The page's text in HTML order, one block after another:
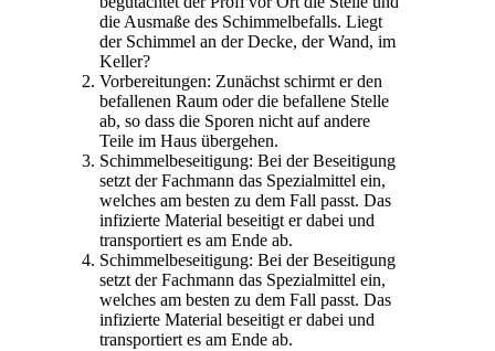
die Ausmaße des Schimmelbefalls. Liegt
der Schimmel an der Decke, der Wand, im
Keller?
Vorbereitungen: Zunächst schirmt er den
befallenen Raum oder die befallene Stelle
ab, so dass die Sporen nicht auf andere
Teile im Haus übergehen.
Schimmelbeseitigung: Bei der Beseitigung
setzt der Fachmann das Spezialmittel ein,
welches am besten zu dem Fall passt. Das
infizierte Material beseitigt er dabei und
transportiert es am Ende ab.
Schimmelbeseitigung: Bei der Beseitigung
setzt der Fachmann das Spezialmittel ein,
welches am besten zu dem Fall passt. Das
infizierte Material beseitigt er dabei und
transportiert es am Ende ab.